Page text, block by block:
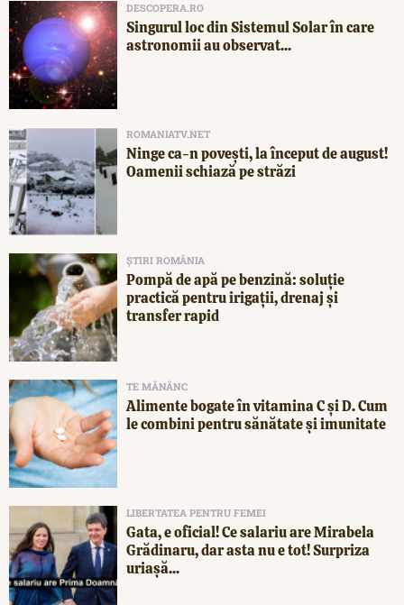
DESCOPERA.RO
Singurul loc din Sistemul Solar în care
astronomii au observat...
ROMANIATV.NET
Ninge ca-n povești, la început de august!
Oamenii schiază pe străzi
ȘTIRI ROMÂNIA
Pompă de apă pe benzină: soluție
practică pentru irigații, drenaj și
transfer rapid
TE MĂNÂNC
Alimente bogate în vitamina C și D. Cum
le combini pentru sănătate și imunitate
LIBERTATEA PENTRU FEMEI
Gata, e oficial! Ce salariu are Mirabela
Grădinaru, dar asta nu e tot! Surpriza
uriașă...